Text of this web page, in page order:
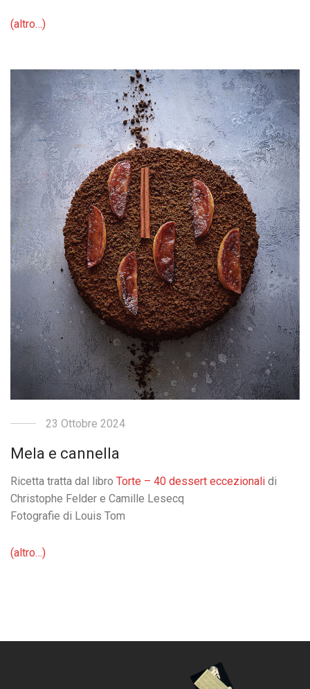
(altro…)
23 Ottobre 2024
Mela e cannella
Ricetta tratta dal libroTorte – 40 dessert eccezionali di
Christophe Felder e Camille Lesecq
Fotografie di Louis Tom
(altro…)